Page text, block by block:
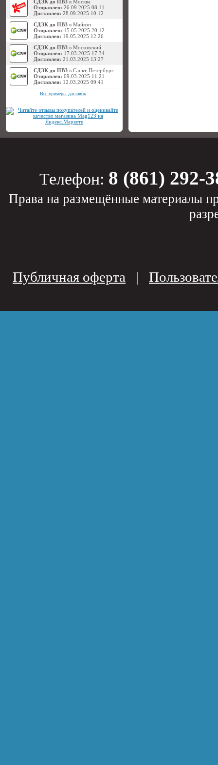
СДЭК до ПВЗ в Москва
Отправлен: 26.09.2025 08:11
Доставлен: 28.09.2025 10:12
СДЭК до ПВЗ в Майкоп
Отправлен: 15.05.2025 20:12
Доставлен: 19.05.2025 12:26
СДЭК до ПВЗ в Московский
Отправлен: 17.03.2025 17:34
Доставлен: 21.03.2025 13:27
СДЭК до ПВЗ в Санкт-Петербург
Отправлен: 09.03.2025 11:21
Доставлен: 12.03.2025 09:41
Все примеры доставок
Телефон: 8 (861) 292-
Права на размещённые материалы
Публичная оферта |